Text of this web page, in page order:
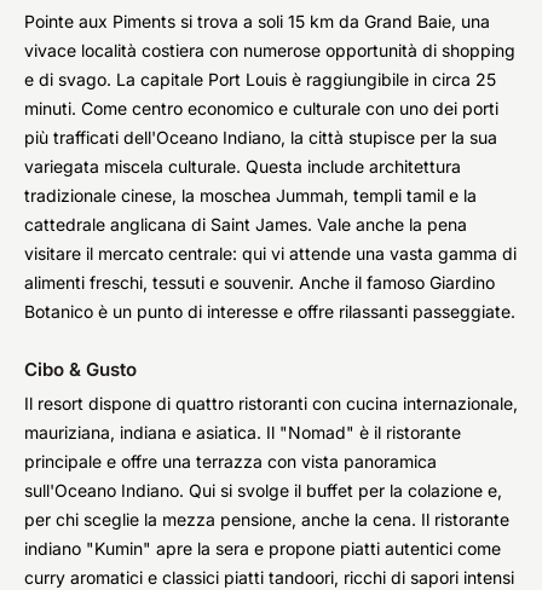
Pointe aux Piments si trova a soli 15 km da Grand Baie, una
vivace località costiera con numerose opportunità di shopping
e di svago. La capitale Port Louis è raggiungibile in circa 25
minuti. Come centro economico e culturale con uno dei porti
più trafficati dell'Oceano Indiano, la città stupisce per la sua
variegata miscela culturale. Questa include architettura
tradizionale cinese, la moschea Jummah, templi tamil e la
cattedrale anglicana di Saint James. Vale anche la pena
visitare il mercato centrale: qui vi attende una vasta gamma di
alimenti freschi, tessuti e souvenir. Anche il famoso Giardino
Botanico è un punto di interesse e offre rilassanti passeggiate.
Cibo & Gusto
Il resort dispone di quattro ristoranti con cucina internazionale,
mauriziana, indiana e asiatica. Il "Nomad" è il ristorante
principale e offre una terrazza con vista panoramica
sull'Oceano Indiano. Qui si svolge il buffet per la colazione e,
per chi sceglie la mezza pensione, anche la cena. Il ristorante
indiano "Kumin" apre la sera e propone piatti autentici come
curry aromatici e classici piatti tandoori, ricchi di sapori intensi